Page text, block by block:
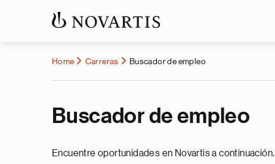
Home Carreras Buscador de empleo
Buscador de empleo
Encuentre oportunidades en Novartis a continuación.